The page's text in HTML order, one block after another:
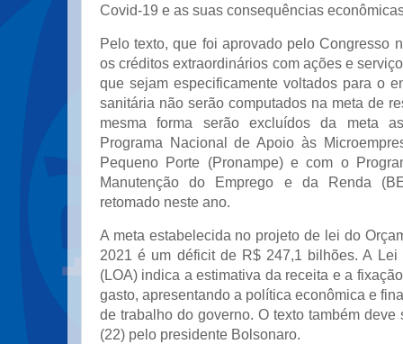
Covid-19 e as suas consequências
Pelo texto, que foi aprovado pelo Congresso
os créditos extraordinários com ações e
que sejam especificamente voltados para o
sanitária não serão computados na meta de
mesma forma serão excluídos da meta
Programa Nacional de Apoio às
Pequeno Porte (Pronampe) e com o
Manutenção do Emprego e da Renda
retomado neste ano.
A meta estabelecida no projeto de lei do
2021 é um déficit de R$ 247,1 bilhões. A Lei
(LOA) indica a estimativa da receita e a
gasto, apresentando a política econômica e
de trabalho do governo. O texto também deve
(22) pelo presidente Bolsonaro.